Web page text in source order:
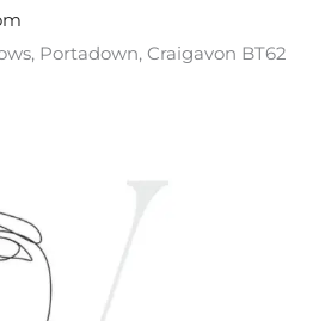
Portadown, Craigavon BT62